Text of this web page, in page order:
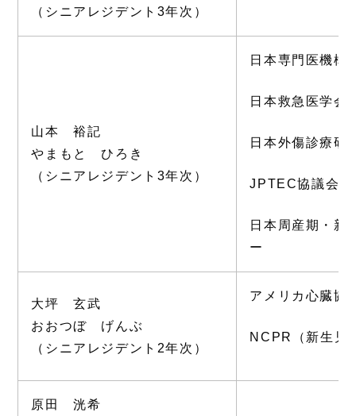
（シニアレジデント3年次）
山本 裕記
やまもと ひろき
（シニアレジデント3年次）
日本専門医機構
日本救急医学会
日本外傷診療研
JPTEC協議会
日本周産期・新
ー
大坪 玄武
おおつぼ げんぶ
（シニアレジデント2年次）
アメリカ心臓協
NCPR（新生児
原田 洸希